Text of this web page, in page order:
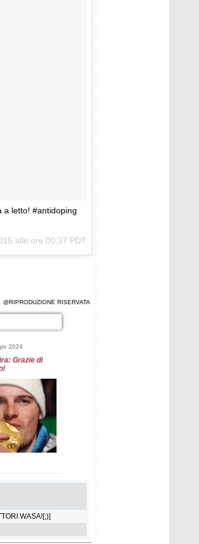
a letto! #antidoping
alle ore 00:37 PDT
@RIPRODUZIONE RISERVATA
2024
Grazie di
WASA![;)]